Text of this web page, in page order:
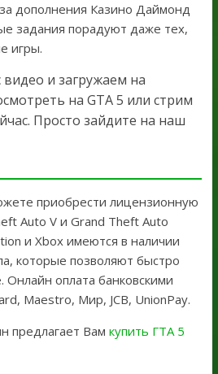
дополнения Казино Даймонд
задания порадуют даже тех,
игры.
и загружаем на
на GTA 5 или стрим
Просто зайдите на наш
приобрести лицензионную
Auto V и Grand Theft Auto
и Xbox имеются в наличии
которые позволяют быстро
Онлайн оплата банковскими
Maestro, Мир, JCB, UnionPay.
предлагает Вам купить ГТА 5